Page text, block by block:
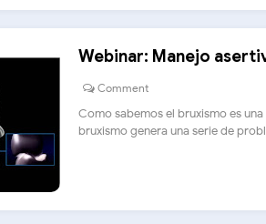
Webinar: Manejo
Comment
Como sabemos el bruxismo es
bruxismo genera una serie de